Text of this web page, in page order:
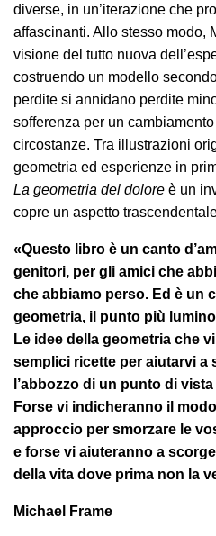
diverse, in un’iterazione che
affascinanti. Allo stesso modo,
visione del tutto nuova
costruendo un modello
perdite si annidano perdite
sofferenza per un
circostanze. Tra illustrazioni
geometria ed esperienze in
La geometria del dolore è un
copre un aspetto
«Questo libro è un canto
genitori, per gli amici che
che abbiamo perso. Ed è un
geometria, il punto più
Le idee della geometria che
semplici ricette per aiutarvi a
l’abbozzo di un punto di
Forse vi indicheranno il
approccio per smorzare le
e forse vi aiuteranno a
della vita dove prima non la
Michael Frame